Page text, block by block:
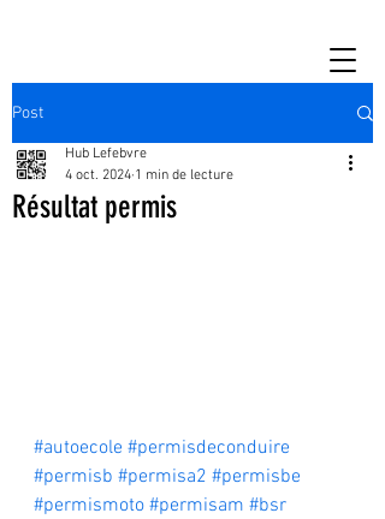
Post
Résultat permis
Hub Lefebvre
4 oct. 2024 1 min de lecture
#autoecole #permisdeconduire
#permisb #permisa2 #permisbe
#permismoto #permisam #bsr